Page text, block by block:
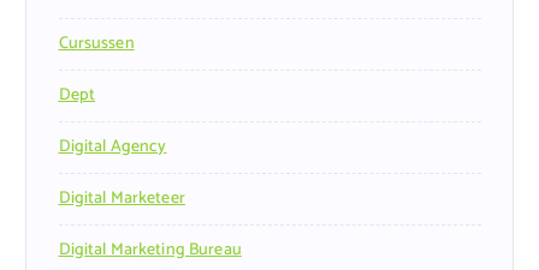
Cursussen
Dept
Digital Agency
Digital Marketeer
Digital Marketing Bureau